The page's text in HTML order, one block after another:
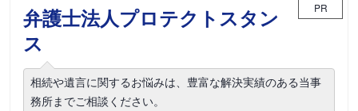
弁護士法人プロテクトスタン
ス
PR
相続や遺言に関するお悩みは、豊富な解決実績のある当事
務所までご相談ください。